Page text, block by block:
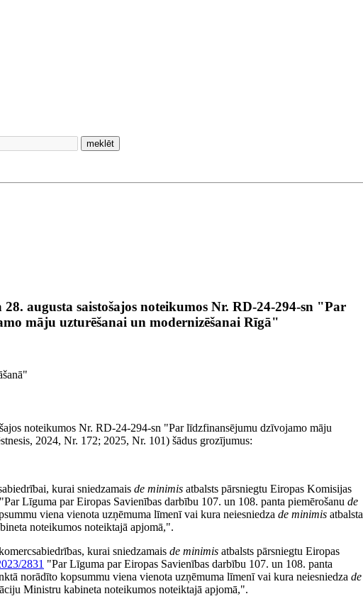
meklēt
augusta saistošajos noteikumos Nr. RD-24-294-sn "Par
māju uzturēšanai un modernizēšanai Rīgā"
noteikumos Nr. RD-24-294-sn "Par līdzfinansējumu dzīvojamo māju
2024, Nr. 172; 2025, Nr. 101) šādus grozījumus:
kurai sniedzamais de minimis atbalsts pārsniegtu Eiropas Komisijas
"Par Līguma par Eiropas Savienības darbību 107. un 108. panta piemērošanu de
viena vienota uzņēmuma līmenī vai kura neiesniedza de minimis atbalsta
noteikumos noteiktajā apjomā,".
kurai sniedzamais de minimis atbalsts pārsniegtu Eiropas
2831 "Par Līguma par Eiropas Savienības darbību 107. un 108. panta
norādīto kopsummu viena vienota uzņēmuma līmenī vai kura neiesniedza de
Ministru kabineta noteikumos noteiktajā apjomā,".